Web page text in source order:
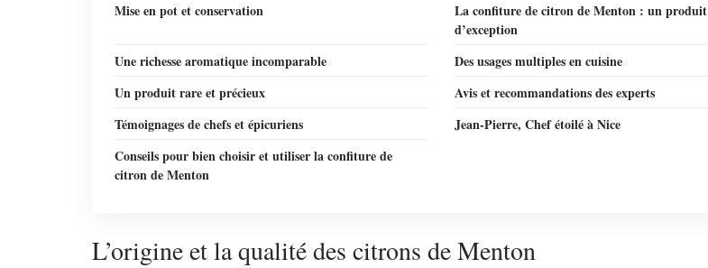
Mise en pot et conservation
La confiture de citron de Menton : un produit
d’exception
Une richesse aromatique incomparable
Des usages multiples en cuisine
Un produit rare et précieux
Avis et recommandations des experts
Témoignages de chefs et épicuriens
Jean-Pierre, Chef étoilé à Nice
Conseils pour bien choisir et utiliser la confiture de
citron de Menton
L’origine et la qualité des citrons de Menton